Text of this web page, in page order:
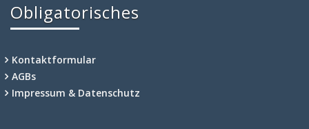
Obligatorisches
Kontaktformular
AGBs
Impressum & Datenschutz